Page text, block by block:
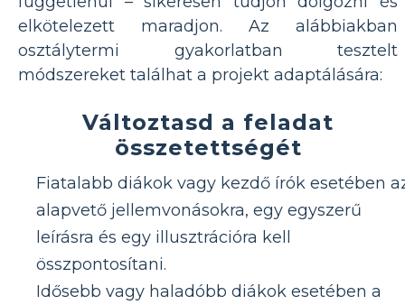
elkötelezett maradjon. Az alábbiakban
osztálytermi gyakorlatban tesztelt
módszereket találhat a projekt adaptálására:
Változtasd a feladat
összetettségét
Fiatalabb diákok vagy kezdő írók esetében
alapvető jellemvonásokra, egy egyszerű
leírásra és egy illusztrációra kell
összpontosítani.
Idősebb vagy haladóbb diákok esetében a